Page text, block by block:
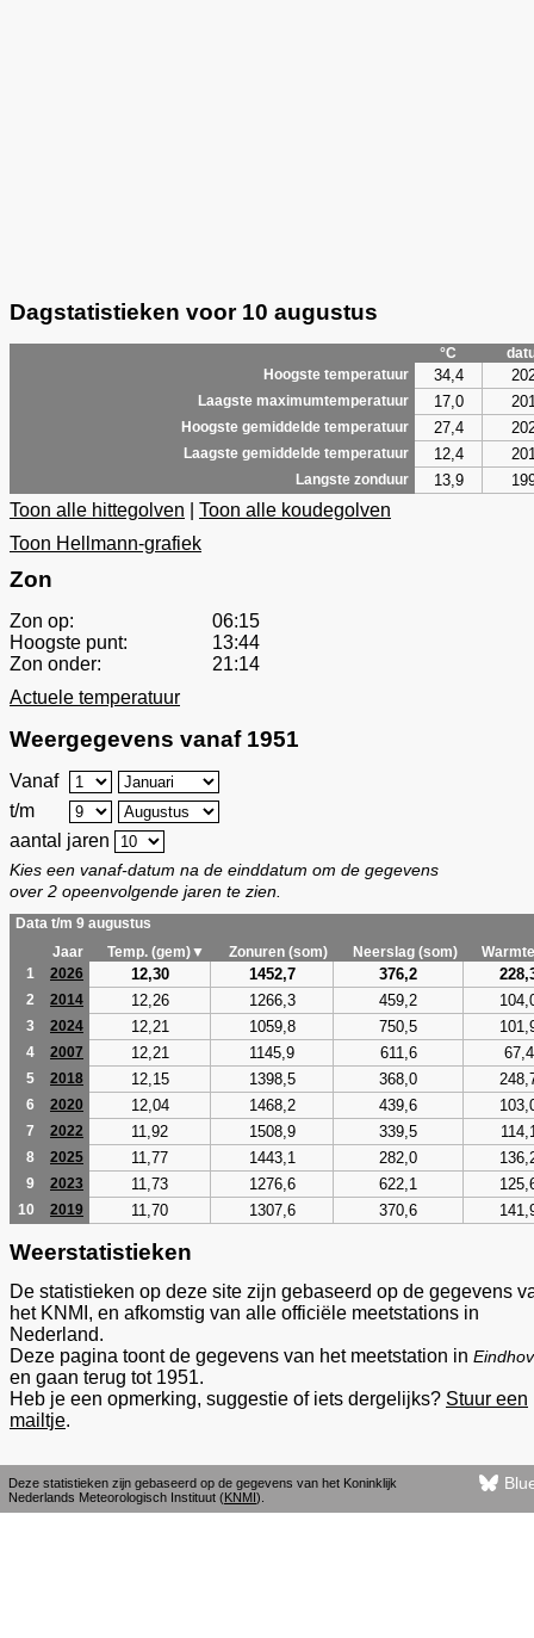
Dagstatistieken voor 10 augustus
°C
Hoogste temperatuur
34,4
Laagste maximumtemperatuur 17,0
Hoogste gemiddelde temperatuur 27,4
Laagste gemiddelde temperatuur 12,4
Langste zonduur 13,9
Toon alle hittegolven
Toon alle koudegolven
Toon Hellmann-grafiek
Zon
Zon op:
06:15
Hoogste punt:
13:44
Zon onder:
21:14
Actuele temperatuur
Weergegevens vanaf 1951
Vanaf
t/m
aantal jaren
Kies een vanaf-datum na de einddatum om de gegevens
over 2 opeenvolgende jaren te zien.
Data t/m 9 augustus
Jaar
Temp. (gem)▼ Zonuren (som) Neerslag (som)
1
2026 12,30 1452,7 376,2
2 2014 12,26 1266,3 459,2
3 2024 12,21 1059,8 750,5
4 2007 12,21 1145,9 611,6 67,4
5 2018 12,15 1398,5 368,0
6 2020 12,04 1468,2 439,6
7 2022 11,92 1508,9 339,5
8 2025 11,77 1443,1 282,0
9 2023 11,73 1276,6 622,1
10 2019 11,70 1307,6 370,6
Weerstatistieken
De statistieken op deze site zijn gebaseerd op de gegevens
het KNMI, en afkomstig van alle officiële meetstations in
Nederland.
Deze pagina toont de gegevens van het meetstation in
en gaan terug tot 1951.
Heb je een opmerking, suggestie of iets dergelijks? Stuur een
mailtje.
Deze statistieken zijn gebaseerd op de gegevens van het Koninklijk
Nederlands Meteorologisch Instituut (KNMI).